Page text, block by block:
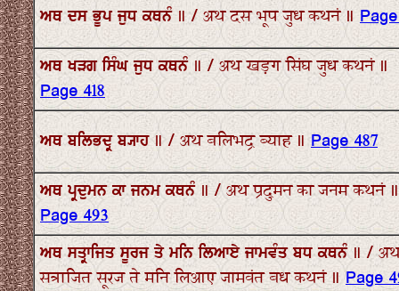
ਅਥ ਦਸ ਭੂਪ ਜੁਧ ਕਥਨੰ ॥ / अथ दस भूप जुध कथनं ॥
ਅਥ ਖੜਗ ਸਿੰਘ ਜੁਧ ਕਥਨੰ ॥ / अथ खड़ग सिंघ जुध कथनं ॥
Page 418
ਅਥ ਬਲਿਭਦ੍ਰ ਬ੍ਯਾਹ ॥ / अथ बलिभद्र ब्याह ॥ Page 487
ਅਥ ਪ੍ਰਦੁਮਨ ਕਾ ਜਨਮ ਕਥਨੰ ॥ / अथ प्रदुमन का जनम कथनं ॥
Page 493
ਅਥ ਸਤ੍ਰਾਜਿਤ ਸੂਰਜ ਤੇ ਮਨਿ ਲਿਆਏ ਜਾਮਵੰਤ ਬਧ ਕਥਨੰ ॥ /
सत्राजित सूरज ते मनि लिआए जामवंत बध कथनं ॥Page